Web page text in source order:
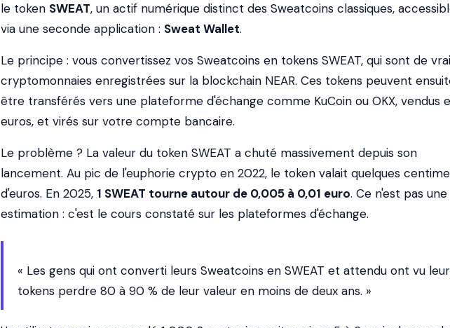
le token SWEAT, un actif numérique distinct des Sweatcoins classiques,
via une seconde application : Sweat Wallet.
Le principe : vous convertissez vos Sweatcoins en tokens SWEAT, qui sont de
cryptomonnaies enregistrées sur la blockchain NEAR. Ces tokens peuvent
être transférés vers une plateforme d'échange comme KuCoin ou OKX, vendus
euros, et virés sur votre compte bancaire.
Le problème ? La valeur du token SWEAT a chuté massivement depuis son
lancement. Au pic de l'euphorie crypto en 2022, le token valait quelques
d'euros. En 2025, 1 SWEAT tourne autour de 0,005 à 0,01 euro. Ce n'est pas une
estimation : c'est le cours constaté sur les plateformes d'échange.
« Les gens qui ont converti leurs Sweatcoins en SWEAT et attendu ont vu
tokens perdre 80 à 90 % de leur valeur en moins de deux ans. »